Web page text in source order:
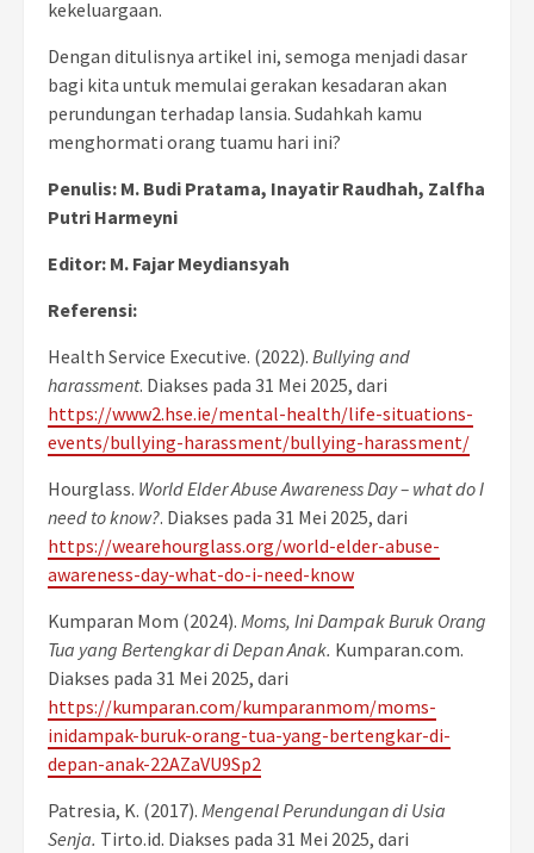
kekeluargaan.
Dengan ditulisnya artikel ini, semoga menjadi dasar
bagi kita untuk memulai gerakan kesadaran akan
perundungan terhadap lansia. Sudahkah kamu
menghormati orang tuamu hari ini?
Penulis: M. Budi Pratama, Inayatir Raudhah, Zalfha
Putri Harmeyni
Editor: M. Fajar Meydiansyah
Referensi:
Health Service Executive. (2022). Bullying and
harassment. Diakses pada 31 Mei 2025, dari
https://www2.hse.ie/mental-health/life-situations-
events/bullying-harassment/bullying-harassment/
Hourglass. World Elder Abuse Awareness Day – what do I
need to know?. Diakses pada 31 Mei 2025, dari
https://wearehourglass.org/world-elder-abuse-
awareness-day-what-do-i-need-know
Kumparan Mom (2024). Moms, Ini Dampak Buruk Orang
Tua yang Bertengkar di Depan Anak. Kumparan.com.
Diakses pada 31 Mei 2025, dari
https://kumparan.com/kumparanmom/moms-
inidampak-buruk-orang-tua-yang-bertengkar-di-
depan-anak-22AZaVU9Sp2
Patresia, K. (2017). Mengenal Perundungan di Usia
Senja. Tirto.id. Diakses pada 31 Mei 2025, dari